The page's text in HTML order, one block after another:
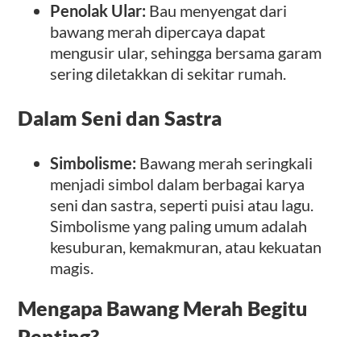
Penolak Ular: Bau menyengat dari
bawang merah dipercaya dapat
mengusir ular, sehingga bersama garam
sering diletakkan di sekitar rumah.
Dalam Seni dan Sastra
Simbolisme: Bawang merah seringkali
menjadi simbol dalam berbagai karya
seni dan sastra, seperti puisi atau lagu.
Simbolisme yang paling umum adalah
kesuburan, kemakmuran, atau kekuatan
magis.
Mengapa Bawang Merah Begitu